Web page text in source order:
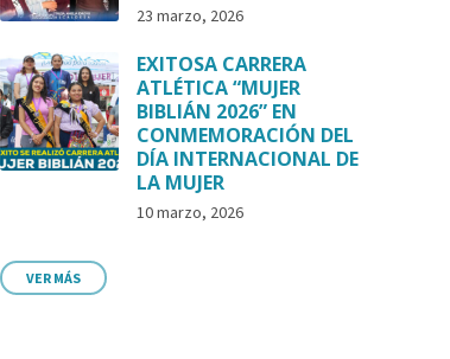
23 marzo, 2026
EXITOSA CARRERA
ATLÉTICA “MUJER
BIBLIÁN 2026” EN
CONMEMORACIÓN DEL
DÍA INTERNACIONAL DE
LA MUJER
10 marzo, 2026
VER MÁS